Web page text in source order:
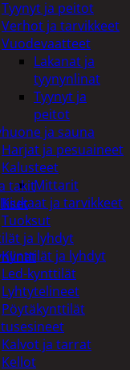
Tyynyt ja peitot
Verhot ja tarvikkeet
Vuodevaatteet
Lakanat ja
tyynynlinat
Tyynyt ja
peitot
ja sauna
Harjat ja pesuaineet
Kalusteet
Mittarit
Kiukaat ja tarvikkeet
Tuoksut
ja lyhdyt
Kynttilät ja lyhdyt
Led-kynttilät
Lyhtytelineet
Pöytäkynttilät
Kalvot ja tarrat
Kellot
takit